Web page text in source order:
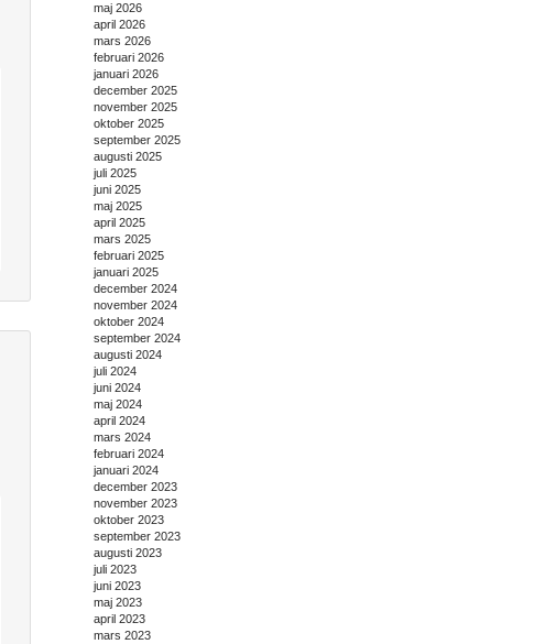
maj 2026
april 2026
mars 2026
februari 2026
januari 2026
december 2025
november 2025
oktober 2025
september 2025
augusti 2025
juli 2025
juni 2025
maj 2025
april 2025
mars 2025
februari 2025
januari 2025
december 2024
november 2024
oktober 2024
september 2024
augusti 2024
juli 2024
juni 2024
maj 2024
april 2024
mars 2024
februari 2024
januari 2024
december 2023
november 2023
oktober 2023
september 2023
augusti 2023
juli 2023
juni 2023
maj 2023
april 2023
mars 2023